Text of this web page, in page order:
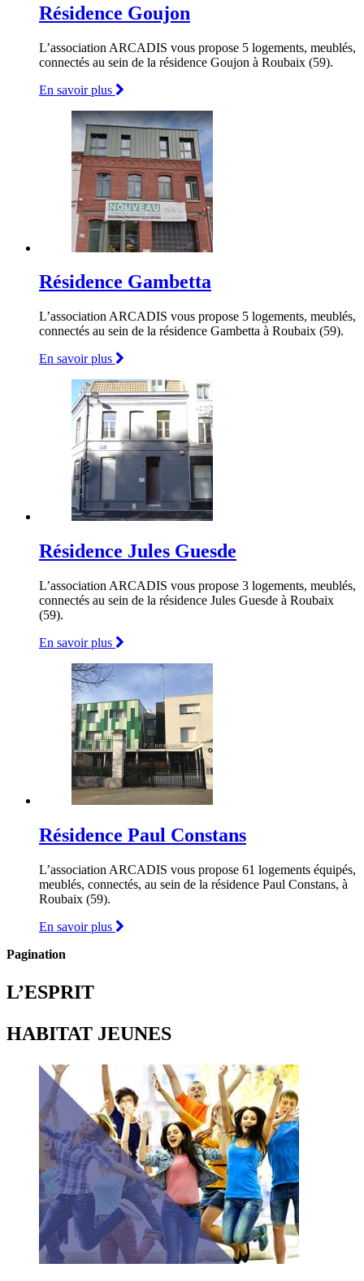
Résidence Goujon
L’association ARCADIS vous propose 5 logements, meublés,
connectés au sein de la résidence Goujon à Roubaix (59).
En savoir plus
Résidence Gambetta
L’association ARCADIS vous propose 5 logements, meublés,
connectés au sein de la résidence Gambetta à Roubaix (59).
En savoir plus
Résidence Jules Guesde
L’association ARCADIS vous propose 3 logements, meublés,
connectés au sein de la résidence Jules Guesde à Roubaix
(59).
En savoir plus
Résidence Paul Constans
L’association ARCADIS vous propose 61 logements équipés,
meublés, connectés, au sein de la résidence Paul Constans, à
Roubaix (59).
En savoir plus
Pagination
L’ESPRIT
HABITAT JEUNES